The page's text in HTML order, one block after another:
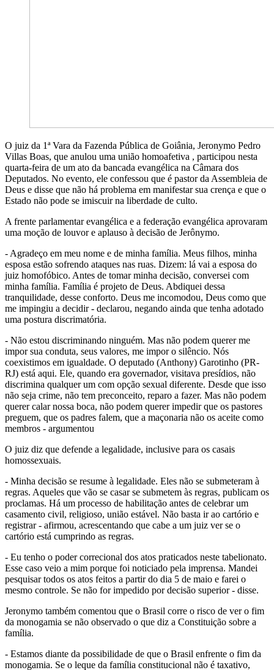
O juiz da 1ª Vara da Fazenda Pública de Goiânia, Jeronymo Pedro
Villas Boas, que anulou uma união homoafetiva , participou nesta
quarta-feira de um ato da bancada evangélica na Câmara dos
Deputados. No evento, ele confessou que é pastor da Assembleia de
Deus e disse que não há problema em manifestar sua crença e que o
Estado não pode se imiscuir na liberdade de culto.
A frente parlamentar evangélica e a federação evangélica aprovaram
uma moção de louvor e aplauso à decisão de Jerônymo.
- Agradeço em meu nome e de minha família. Meus filhos, minha
esposa estão sofrendo ataques nas ruas. Dizem: lá vai a esposa do
juiz homofóbico. Antes de tomar minha decisão, conversei com
minha família. Família é projeto de Deus. Abdiquei dessa
tranquilidade, desse conforto. Deus me incomodou, Deus como que
me impingiu a decidir - declarou, negando ainda que tenha adotado
uma postura discrimatória.
- Não estou discriminando ninguém. Mas não podem querer me
impor sua conduta, seus valores, me impor o silêncio. Nós
coexistimos em igualdade. O deputado (Anthony) Garotinho (PR-
RJ) está aqui. Ele, quando era governador, visitava presídios, não
discrimina qualquer um com opção sexual diferente. Desde que isso
não seja crime, não tem preconceito, reparo a fazer. Mas não podem
querer calar nossa boca, não podem querer impedir que os pastores
preguem, que os padres falem, que a maçonaria não os aceite como
membros - argumentou
O juiz diz que defende a legalidade, inclusive para os casais
homossexuais.
- Minha decisão se resume à legalidade. Eles não se submeteram à
regras. Aqueles que vão se casar se submetem às regras, publicam os
proclamas. Há um processo de habilitação antes de celebrar um
casamento civil, religioso, união estável. Não basta ir ao cartório e
registrar - afirmou, acrescentando que cabe a um juiz ver se o
cartório está cumprindo as regras.
- Eu tenho o poder correcional dos atos praticados neste tabelionato.
Esse caso veio a mim porque foi noticiado pela imprensa. Mandei
pesquisar todos os atos feitos a partir do dia 5 de maio e farei o
mesmo controle. Se não for impedido por decisão superior - disse.
Jeronymo também comentou que o Brasil corre o risco de ver o fim
da monogamia se não observado o que diz a Constituição sobre a
família.
- Estamos diante da possibilidade de que o Brasil enfrente o fim da
monogamia. Se o leque da família constitucional não é taxativo,